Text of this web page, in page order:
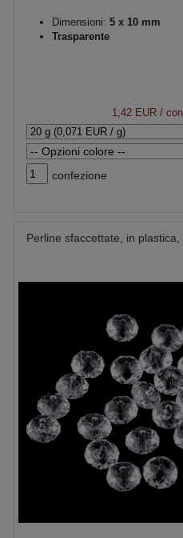
Dimensioni: 5 x 10 mm
Trasparente
1,42 EUR /
confezione
Perline sfaccettate, in